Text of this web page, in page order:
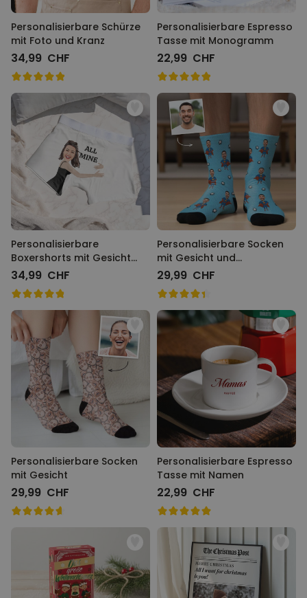
Personalisierbare Schürze
mit Foto und Kranz
34,99 CHF
Personalisierbare Espresso
Tasse mit Monogramm
22,99 CHF
Personalisierbare
Boxershorts mit Gesicht
und Text
34,99 CHF
Personalisierbare Socken
mit Gesicht und
Superhelden
29,99 CHF
Personalisierbare Socken
mit Gesicht
29,99 CHF
Personalisierbare Espresso
Tasse mit Namen
22,99 CHF